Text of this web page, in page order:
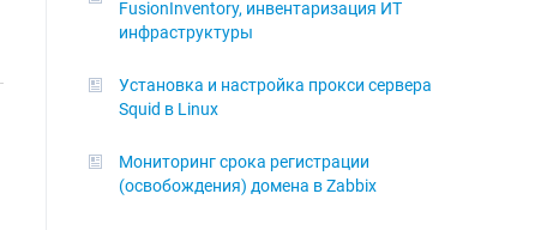
FusionInventory, инвентаризация ИТ
инфраструктуры
Установка и настройка прокси сервера
Squid в Linux
Мониторинг срока регистрации
(освобождения) домена в Zabbix